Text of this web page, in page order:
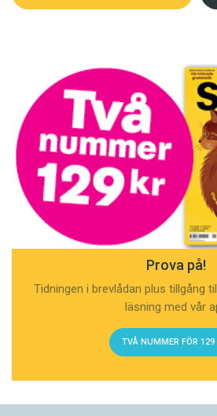
Prova på!
Tidningen i brevlådan plus tillgång
läsning med vår
TVÅ NUMMER FÖR 129